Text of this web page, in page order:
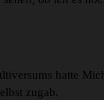
hatte
zugab.